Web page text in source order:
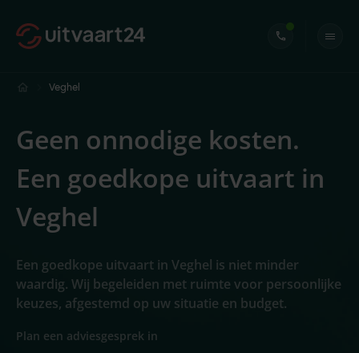
Veghel
Geen onnodige kosten.
Een goedkope uitvaart in
Veghel
Een goedkope uitvaart in Veghel is niet minder
waardig. Wij begeleiden met ruimte voor persoonlijke
keuzes, afgestemd op uw situatie en budget.
Plan een adviesgesprek in